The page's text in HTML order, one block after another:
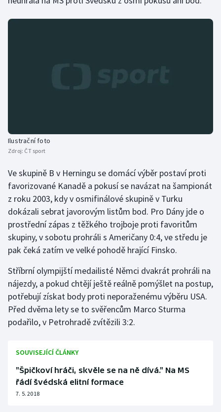
Ilustrační foto
Zdroj: ČT sport
Ve skupině B v Herningu se domácí výběr postaví proti
favorizované Kanadě a pokusí se navázat na šampionát
z roku 2003, kdy v osmifinálové skupině v Turku
dokázali sebrat javorovým listům bod. Pro Dány jde o
prostřední zápas z těžkého trojboje proti favoritům
skupiny, v sobotu prohráli s Američany 0:4, ve středu je
pak čeká zatím ve velké pohodě hrající Finsko.
Stříbrní olympijští medailisté Němci dvakrát prohráli na
nájezdy, a pokud chtějí ještě reálně pomýšlet na postup,
potřebují získat body proti neporaženému výběru USA.
Před dvěma lety se to svěřencům Marco Sturma
podařilo, v Petrohradě zvítězili 3:2.
SOUVISEJÍCÍ ČLÁNKY
"Špičkoví hráči, skvěle se na ně dívá." Na MS
řádí švédská elitní formace
7. 5. 2018